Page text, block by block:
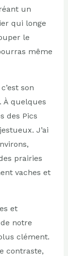
un
qui longe
le
même
son
À quelques
des Pics
J’ai
prairies
vaches et
et
notre
clément.
contraste,